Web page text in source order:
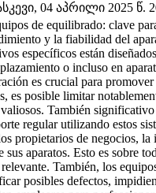
04 აპრილი 2025 წ.
de equilibrado: clave
y la fiabilidad del
específicos están
o incluso en
es crucial para
es posible limitar
También
regular utilizando estos
propietarios de negocios,
aparatos. Esto es sobre
También, los
posibles defectos,